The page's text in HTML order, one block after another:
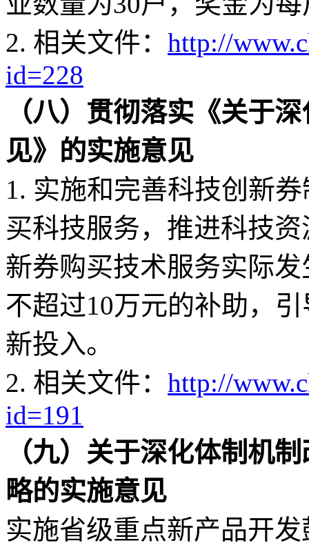
2. 相关文件： http://
id=228
（八）贯彻落实《关于
见》的实施意见
1. 实施和完善科技创新
买科技服务，推进科技
新券购买技术服务实际
不超过10万元的补助，
新投入。
2. 相关文件： http://
id=191
（九）关于深化体制机
略的实施意见
实施省级重点新产品开